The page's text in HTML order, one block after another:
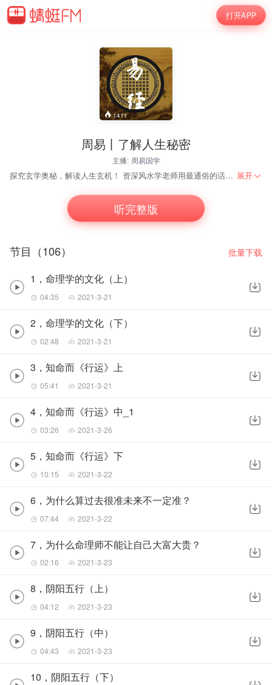
打开APP
1411
周易丨了解人生秘密
主播: 周易国学
探究玄学奥秘，解读人生玄机！ 资深风水学老师用最通俗的话语带你一起走进易学风水世界。 听众朋友大家好，我是一个传统文化国学爱好者，多年研究儒家，道家，风水周易知识，能在这里和大家相遇，相信是冥冥之中的一种缘分，一切相遇相识，都是人世间最好的缘分。欢迎结缘 再接下来的日子里会带大家一起走进神奇的易学世界！感恩结缘！ 展开
听完整版
节目（106） 批量下载
1，命理学的文化（上）
04:35 2021-3-21
2，命理学的文化（下）
02:48 2021-3-21
3，知命而《行运》上
05:41 2021-3-21
4，知命而《行运》中_1
03:26 2021-3-26
5，知命而《行运》下
10:15 2021-3-22
6，为什么算过去很准未来不一定准？
07:44 2021-3-22
7，为什么命理师不能让自己大富大贵？
02:16 2021-3-23
8，阴阳五行（上）
04:12 2021-3-23
9，阴阳五行（中）
04:43 2021-3-23
10，阴阳五行（下）